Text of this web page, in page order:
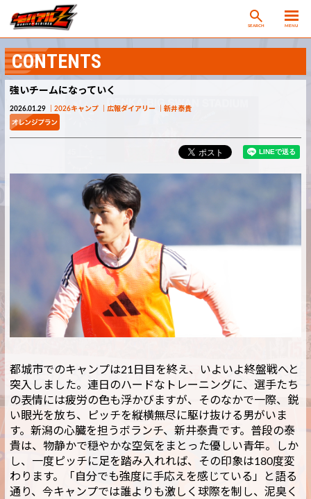
SEARCH MENU
CONTENTS
強いチームになっていく
2026.01.29 2026キャンプ 広報ダイアリー 新井泰貴
都城市でのキャンプは21日目を終え、いよいよ終盤戦へと
突入しました。連日のハードなトレーニングに、選手たち
の表情には疲労の色も浮かびますが、そのなかで一際、鋭
い眼光を放ち、ピッチを縦横無尽に駆け抜ける男がいま
す。新潟の心臓を担うボランチ、新井泰貴です。普段の泰
貴は、物静かで穏やかな空気をまとった優しい青年。しか
し、一度ピッチに足を踏み入れれば、その印象は180度変
わります。「自分でも強度に手応えを感じている」と語る
通り、今キャンプでは誰よりも激しく球際を制し、泥臭く